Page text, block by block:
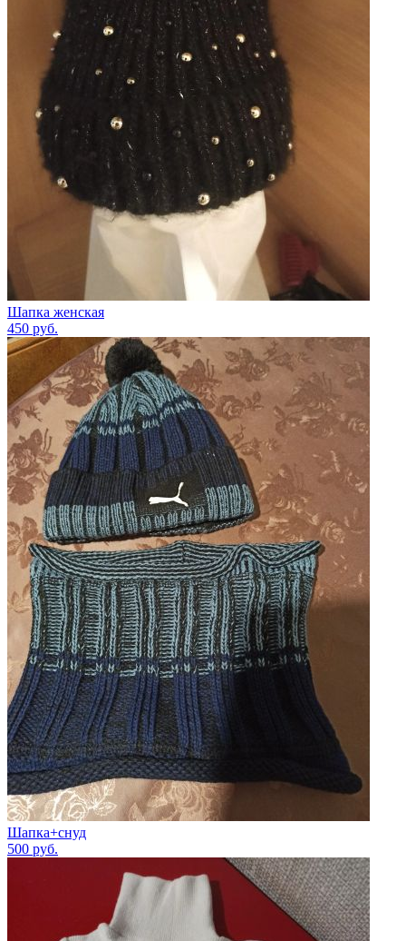
Шапка женская
450 руб.
Шапка+снуд
500 руб.